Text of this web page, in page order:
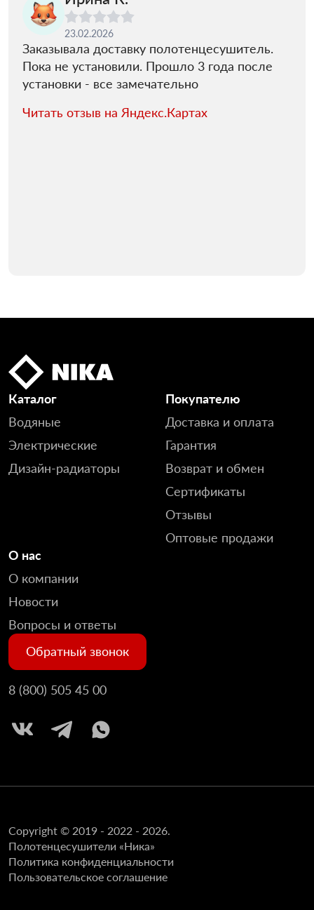
23.02.2026
Заказывала доставку полотенцесушитель.
Пока не установили. Прошло 3 года после
установки - все замечательно
Читать отзыв на Яндекс.Картах
Каталог
Водяные
Электрические
Дизайн-радиаторы
Покупателю
Доставка и оплата
Гарантия
Возврат и обмен
Сертификаты
Отзывы
Оптовые продажи
О нас
О компании
Новости
Вопросы и ответы
Обратный звонок
8 (800) 505 45 00
Copyright © 2019 - 2022 - 2026.
Полотенцесушители «Ника»
Политика конфиденциальности
Пользовательское соглашение